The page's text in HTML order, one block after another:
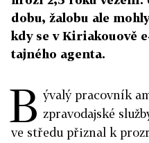
dobu, žalobu ale
kdy se v Kiriakouově
tajného agenta.
B ývalý pracovník
zpravodajské
ve středu přiznal k